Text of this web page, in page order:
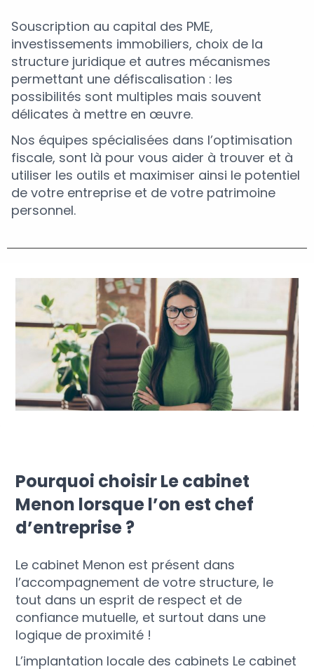
Souscription au capital des PME,
investissements immobiliers, choix de la
structure juridique et autres mécanismes
permettant une défiscalisation : les
possibilités sont multiples mais souvent
délicates à mettre en œuvre.
Nos équipes spécialisées dans l’optimisation
fiscale, sont là pour vous aider à trouver et à
utiliser les outils et maximiser ainsi le potentiel
de votre entreprise et de votre patrimoine
personnel.
Pourquoi choisir Le cabinet
Menon lorsque l’on est chef
d’entreprise ?
Le cabinet Menon est présent dans
l’accompagnement de votre structure, le
tout dans un esprit de respect et de
confiance mutuelle, et surtout dans une
logique de proximité !
L’implantation locale des cabinets Le cabinet